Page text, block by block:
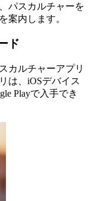
パスカルチャーを
案内します。
ド
カルチャーアプリ
は、iOSデバイス
Playで入手でき